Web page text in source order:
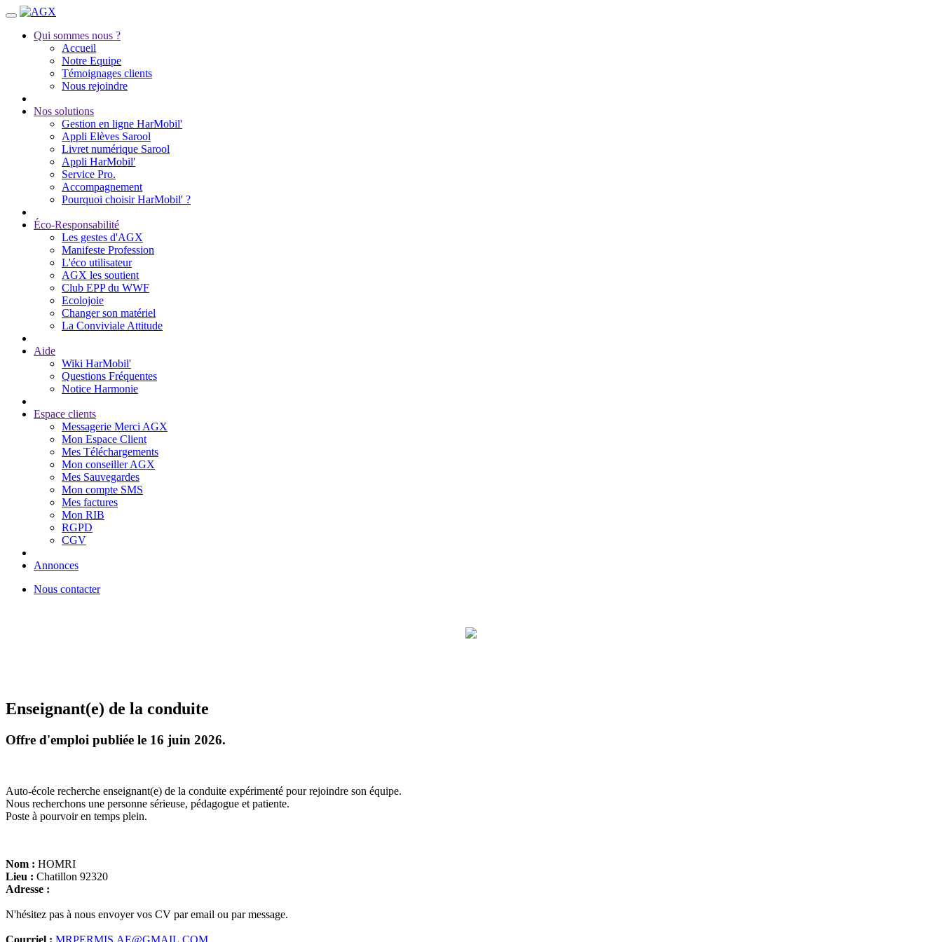
Qui sommes nous ?
Accueil
Notre Equipe
Témoignages clients
Nous rejoindre
Nos solutions
Gestion en ligne HarMobil'
Appli Elèves Sarool
Livret numérique Sarool
Appli HarMobil'
Service Pro.
Accompagnement
Pourquoi choisir HarMobil' ?
Éco-Responsabilité
Les gestes d'AGX
Manifeste Profession
L'éco utilisateur
AGX les soutient
Club EPP du WWF
Ecolojoie
Changer son matériel
La Conviviale Attitude
Aide
Wiki HarMobil'
Questions Fréquentes
Notice Harmonie
Espace clients
Messagerie Merci AGX
Mon Espace Client
Mes Téléchargements
Mon conseiller AGX
Mes Sauvegardes
Mon compte SMS
Mes factures
Mon RIB
RGPD
CGV
Annonces
Nous contacter
Enseignant(e) de la conduite
Offre d'emploi publiée le 16 juin 2026.
Auto-école recherche enseignant(e) de la conduite expérimenté pour rejoindre son équipe.
Nous recherchons une personne sérieuse, pédagogue et patiente.
Poste à pourvoir en temps plein.
Nom : HOMRI
Lieu : Chatillon 92320
Adresse :
N'hésitez pas à nous envoyer vos CV par email ou par message.
Courriel : MRPERMIS.AE@GMAIL.COM